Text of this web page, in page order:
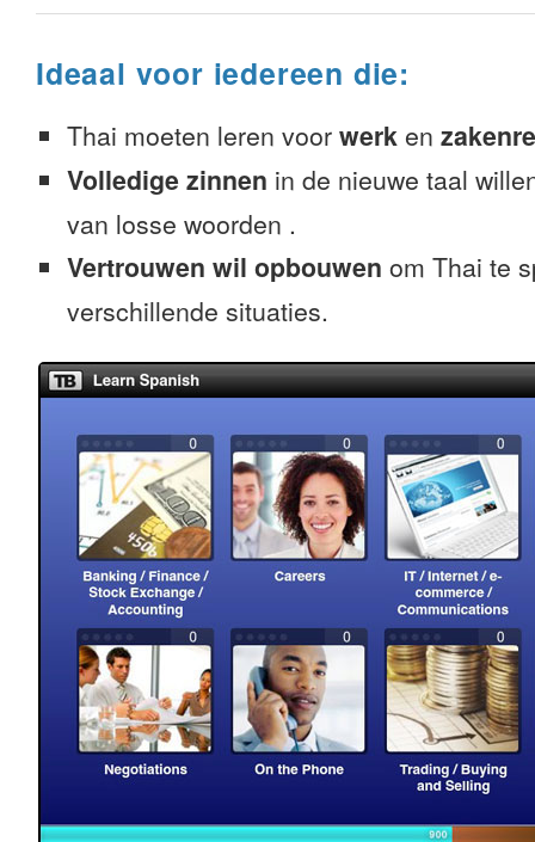
Ideaal voor iedereen die:
Thai moeten leren voor werk en
Volledige zinnen in de nieuwe taal
van losse woorden .
Vertrouwen wil opbouwen om Thai te
verschillende situaties.